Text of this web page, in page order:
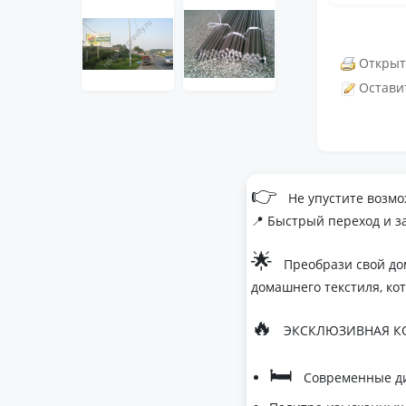
👉
Не упустите
📍 Быстрый переход и
🌟
Преобрази свой
домашнего текстиля,
🔥 ЭКСКЛЮЗИВНАЯ
🛏
Современные